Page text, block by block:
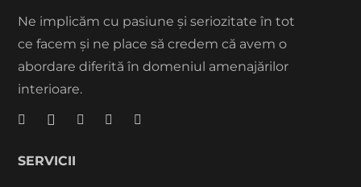
Ne implicăm cu pasiune și seriozitate în tot
ce facem și ne place să credem că avem o
abordare diferită în domeniul amenajărilor
interioare.
SERVICII